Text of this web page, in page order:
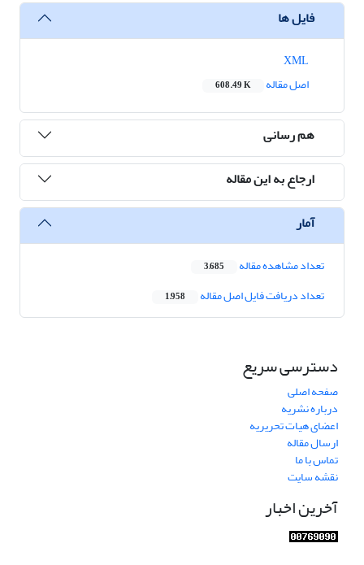
فایل ها
اصل مقاله
608.49 K
هم رسانی
ارجاع به این مقاله
آمار
تعداد مشاهده مقاله 3,685
تعداد دریافت فایل اصل مقاله 1,958
دسترسی سریع
صفحه اصلی
درباره نشریه
اعضای هیات تحریریه
ارسال مقاله
تماس با ما
نقشه سایت
آخرین اخبار